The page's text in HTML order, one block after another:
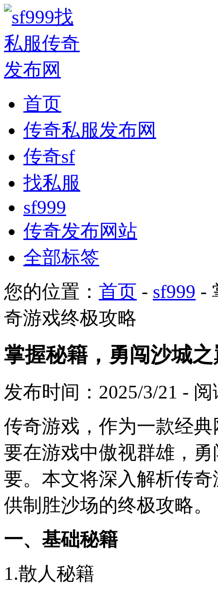
首页
传奇私服发布网
传奇sf
找私服
sf999
传奇发布网站
全部标签
您的位置： 首页 - sf999 -
奇游戏终极攻略
掌握秘籍，勇闯沙城
发布时间：2025/3/21 -
传奇游戏，作为一款经
要在游戏中傲视群雄，
要。本文将深入解析传
供制胜沙场的终极攻略。
一、基础秘籍
1.散人秘籍